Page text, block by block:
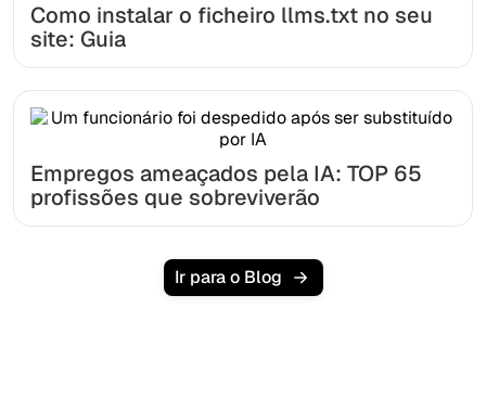
Como instalar o ficheiro llms.txt no seu
site: Guia
Empregos ameaçados pela IA: TOP 65
profissões que sobreviverão
Ir para o Blog